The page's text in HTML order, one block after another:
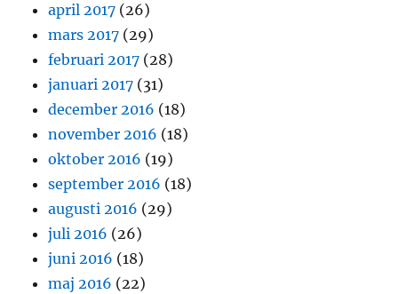
april 2017 (26)
mars 2017 (29)
februari 2017 (28)
januari 2017 (31)
december 2016 (18)
november 2016 (18)
oktober 2016 (19)
september 2016 (18)
augusti 2016 (29)
juli 2016 (26)
juni 2016 (18)
maj 2016 (22)